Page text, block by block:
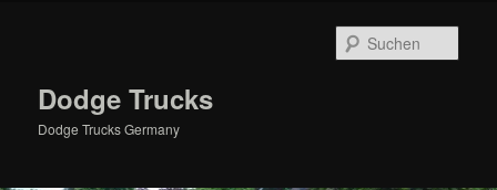
Dodge Trucks
Dodge Trucks Germany